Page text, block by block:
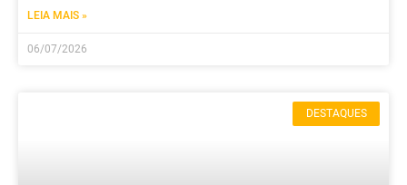
LEIA MAIS »
06/07/2026
DESTAQUES